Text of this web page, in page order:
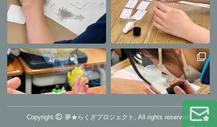
Copyright 夢★らくざプロジェクト, All rights reserved.